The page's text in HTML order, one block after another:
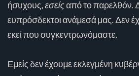
ήσυχους,εσείςαπό το παρελθόν.
ευπρόσδεκτοι ανάμεσά μας. Δεν
εκεί που συγκεντρωνόμαστε.
Εμείς δεν έχουμε εκλεγμένη